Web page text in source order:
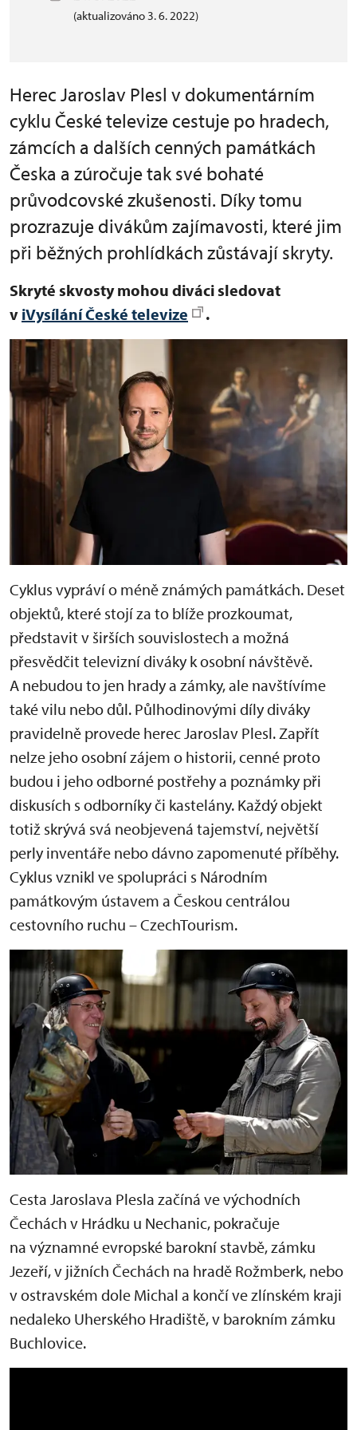
(aktualizováno 3. 6. 2022)
Herec Jaroslav Plesl v dokumentárním
cyklu České televize cestuje po hradech,
zámcích a dalších cenných památkách
Česka a zúročuje tak své bohaté
průvodcovské zkušenosti. Díky tomu
prozrazuje divákům zajímavosti, které jim
při běžných prohlídkách zůstávají skryty.
Skryté skvosty mohou diváci sledovat
v iVysílání České televize .
Cyklus vypráví o méně známých památkách. Deset
objektů, které stojí za to blíže prozkoumat,
představit v širších souvislostech a možná
přesvědčit televizní diváky k osobní návštěvě.
A nebudou to jen hrady a zámky, ale navštívíme
také vilu nebo důl. Půlhodinovými díly diváky
pravidelně provede herec Jaroslav Plesl. Zapřít
nelze jeho osobní zájem o historii, cenné proto
budou i jeho odborné postřehy a poznámky při
diskusích s odborníky či kastelány. Každý objekt
totiž skrývá svá neobjevená tajemství, největší
perly inventáře nebo dávno zapomenuté příběhy.
Cyklus vznikl ve spolupráci s Národním
památkovým ústavem a Českou centrálou
cestovního ruchu – CzechTourism.
Cesta Jaroslava Plesla začíná ve východních
Čechách v Hrádku u Nechanic, pokračuje
na významné evropské barokní stavbě, zámku
Jezeří, v jižních Čechách na hradě Rožmberk, nebo
v ostravském dole Michal a končí ve zlínském kraji
nedaleko Uherského Hradiště, v barokním zámku
Buchlovice.